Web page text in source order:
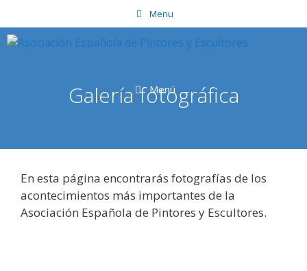
al
contenido
Menu
Menú
Galería fotográfica
En esta página encontrarás fotografías de los
acontecimientos más importantes de la
Asociación Española de Pintores y Escultores.